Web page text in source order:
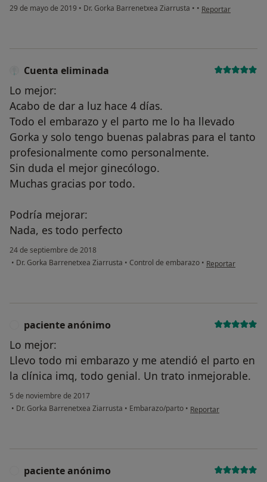
29 de mayo de 2019 • Dr. Gorka Barrenetxea Ziarrusta • • en opinión del
Reportar
Cuenta eliminada
Lo mejor:
Acabo de dar a luz hace 4 días.
Todo el embarazo y el parto me lo ha llevado
Gorka y solo tengo buenas palabras para el tanto
profesionalmente como personalmente.
Sin duda el mejor ginecólogo.
Muchas gracias por todo.
Podría mejorar:
Nada, es todo perfecto
24 de septiembre de 2018
• Dr. Gorka Barrenetxea Ziarrusta • Control de embarazo • en opinión del
Reportar
paciente anónimo
Lo mejor:
Llevo todo mi embarazo y me atendió el parto en
la clínica imq, todo genial. Un trato inmejorable.
5 de noviembre de 2017
• Dr. Gorka Barrenetxea Ziarrusta • Embarazo/parto • en opinión del usuario
Reportar
paciente anónimo